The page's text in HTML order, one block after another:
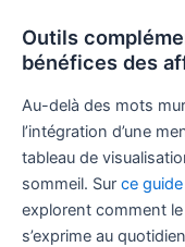
Outils
bénéfices des
Au-delà des mots
l’intégration d’une
tableau de
sommeil. Sur ce
explorent comment
s’exprime au